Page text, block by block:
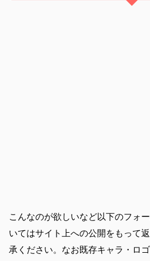
こんなのが欲しいなど以下のフォ
いてはサイト上への公開をもって
承ください。なお既存キャラ・ロ